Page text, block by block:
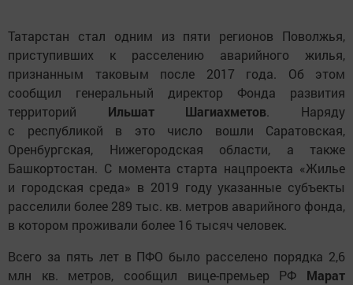
Татарстан стал одним из пяти регионов Поволжья,
приступивших к расселению аварийного жилья,
признанным таковым после 2017 года. Об этом
сообщил генеральный директор Фонда развития
территорий Ильшат Шагиахметов. Наряду
с республикой в это число вошли Саратовская,
Оренбургская, Нижегородская области, а также
Башкортостан. С момента старта нацпроекта «Жилье
и городская среда» в 2019 году указанные субъекты
расселили более 289 тыс. кв. метров аварийного фонда,
в котором проживали более 16 тысяч человек.
Всего за пять лет в ПФО было расселено порядка 2,6
млн кв. метров, сообщил вице-премьер РФ Марат